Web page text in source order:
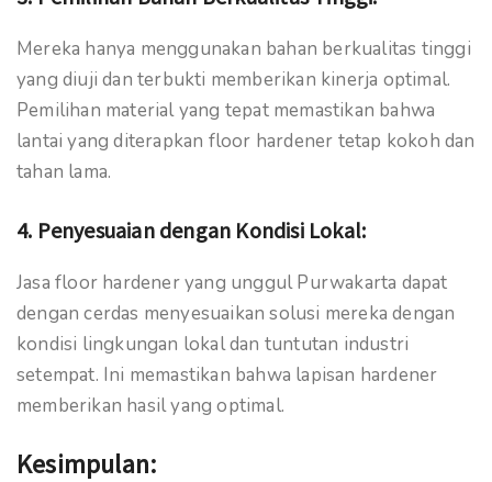
Mereka hanya menggunakan bahan berkualitas tinggi
yang diuji dan terbukti memberikan kinerja optimal.
Pemilihan material yang tepat memastikan bahwa
lantai yang diterapkan floor hardener tetap kokoh dan
tahan lama.
4. Penyesuaian dengan Kondisi Lokal:
Jasa floor hardener yang unggul Purwakarta dapat
dengan cerdas menyesuaikan solusi mereka dengan
kondisi lingkungan lokal dan tuntutan industri
setempat. Ini memastikan bahwa lapisan hardener
memberikan hasil yang optimal.
Kesimpulan: